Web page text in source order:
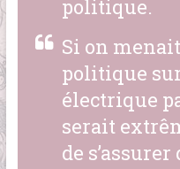
politique.
Si on
politique
électrique
serait
de